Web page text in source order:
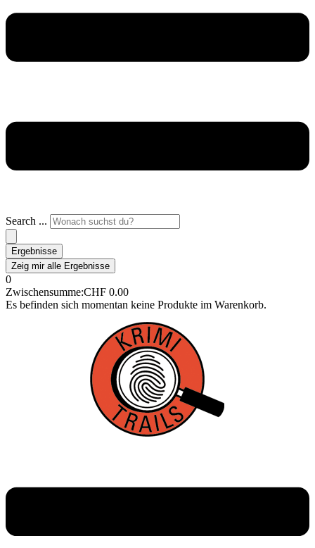
Search ...
Ergebnisse
Zeig mir alle Ergebnisse
0
Zwischensumme:CHF 0.00
Es befinden sich momentan keine Produkte im Warenkorb.